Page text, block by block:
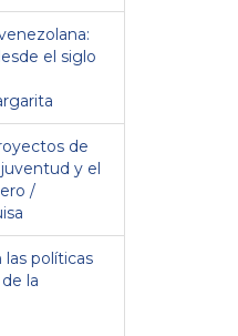
el siglo
de
y el
/
las políticas
la